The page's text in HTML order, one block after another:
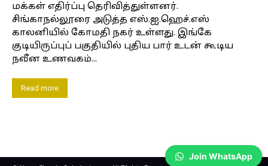
மக்கள் எதிர்ப்பு தெரிவித்துள்ளனர்.
சிங்காநல்லூரை அடுத்த எஸ்.ஐ.ஹெச்.எஸ்
காலனியில் கோமதி நகர் உள்ளது. இங்கே
குடியிருப்புப் பகுதியில் புதிய பார் உடன் கூடிய
நவீன உணவகம்...
Read more
Join WhatsApp